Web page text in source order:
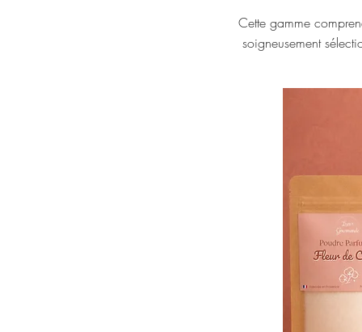
Cette gamme
soigneusement